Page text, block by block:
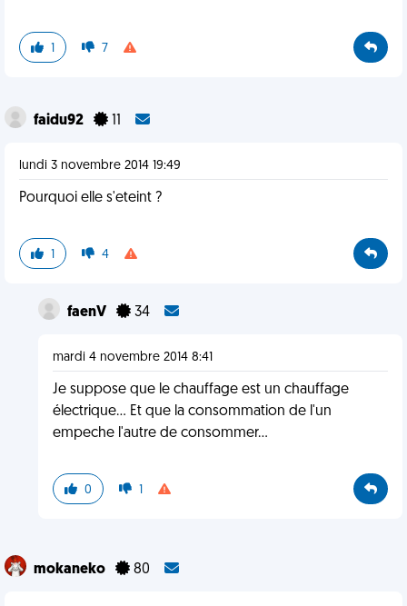
1 7
faidu92
lundi 3 novembre 2014 19:49
Pourquoi elle s'eteint ?
1 4
faenV 34
mardi 4 novembre 2014 8:41
Je suppose que le chauffage est un chauffage
électrique... Et que la consommation de l'un
empeche l'autre de consommer...
0 1
mokaneko 80